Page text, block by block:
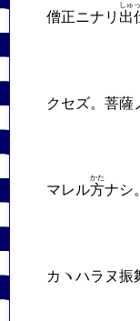
僧正ニナリ 出
しゅ
クセズ。菩薩
マレル方
かた
ナシ
カヽハラヌ振